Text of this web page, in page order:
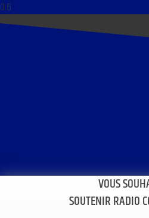
VOUS
SOUTENIR RADIO